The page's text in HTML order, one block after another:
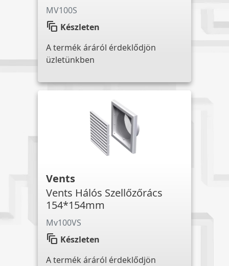
MV100S
auto_awesome_motion Készleten
A termék áráról érdeklődjön
üzletünkben
Vents
Vents Hálós Szellőzőrács
154*154mm
Mv100VS
auto_awesome_motion Készleten
A termék áráról érdeklődjön